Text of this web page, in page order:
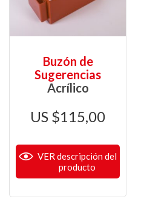
Buzón de
Sugerencias
Acrílico
$115,00
VER descripción del
producto